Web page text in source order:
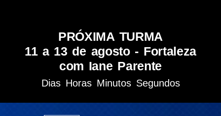
PRÓXIMA TURMA
11 a 13 de agosto - Fortaleza
com Iane Parente
Dias Horas Minutos Segundos